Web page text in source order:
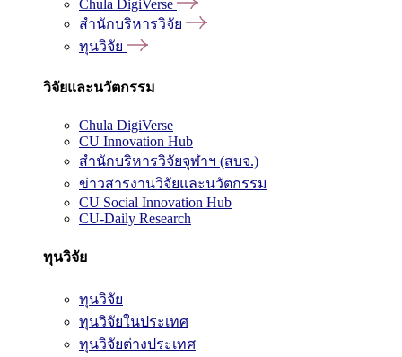
Chula DigiVerse
สำนักบริหารวิจัย
ทุนวิจัย
วิจัยและนวัตกรรม
Chula DigiVerse
CU Innovation Hub
สำนักบริหารวิจัยจุฬาฯ (สบจ.)
ข่าวสารงานวิจัยและนวัตกรรม
CU Social Innovation Hub
CU-Daily Research
ทุนวิจัย
ทุนวิจัย
ทุนวิจัยในประเทศ
ทุนวิจัยต่างประเทศ